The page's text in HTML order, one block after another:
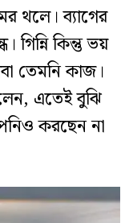
থলে। ব্যাগের
গিন্নি কিন্তু ভয়
তেমনি কাজ।
এতেই বুঝি
করছেন না